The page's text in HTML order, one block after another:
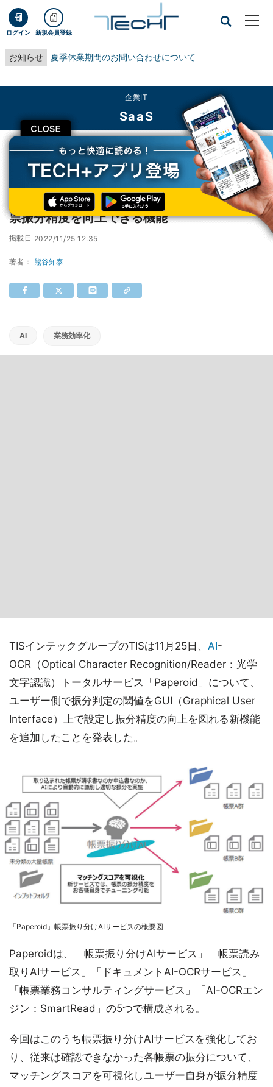
ログイン 新規会員登録
お知らせ 夏季休業期間のお問い合わせについて
CLOSE
企業IT
SaaS
TECH+ 企業IT
SaaS
AI OCRサービス「Paperoid」、ユーザーが帳票振分精度を向上できる機能
AI OCRサービス「Paperoid」、ユーザーが帳
票振分精度を向上できる機能
掲載日 2022/11/25 12:35
著者： 熊谷知泰
AI 業務効率化
TISインテックグループのTISは11月25日、 AI-
OCR（Optical Character Recognition/Reader：光学
文字認識）トータルサービス「Paperoid」について、
ユーザー側で振分判定の閾値をGUI（Graphical User
Interface）上で設定し振分精度の向上を図れる新機能
を追加したことを発表した。
「Paperoid」帳票振り分けAIサービスの概要図
Paperoidは、「帳票振り分けAIサービス」「帳票読み
取りAIサービス」「ドキュメントAI-OCRサービス」
「帳票業務コンサルティングサービス」「AI-OCRエン
ジン：SmartRead」の5つで構成される。
今回はこのうち帳票振り分けAIサービスを強化してお
り、従来は確認できなかった各帳票の振分について、
マッチングスコアを可視化しユーザー自身が振分精度